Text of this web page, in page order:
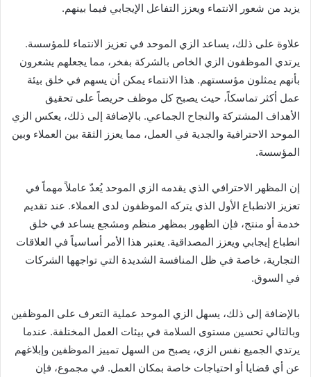
يزيد من شعور الانتماء ويعزز التفاعل الإيجابي فيما بينهم.
علاوة على ذلك، يساعد الزي الموحد في تعزيز الانتماء للمؤسسة.
يرتدي الموظفون الزي الخاص بالشركة بفخر، مما يجعلهم يشعرون
بأنهم يمثلون مؤسستهم. هذا الانتماء يمكن أن يسهم في خلق بيئة
عمل أكثر تماسكاً، حيث يصبح كل موظف حريصاً على تحقيق
الأهداف المشتركة والنجاح الجماعي. بالإضافة إلى ذلك، يعكس الزي
الموحد الاحترافية والجدية في العمل، مما يعزز الثقة بين العملاء وبين
المؤسسة.
إن المظهر الاحترافي الذي يقدمه الزي الموحد يُعدّ عاملاً مهماً في
تعزيز الانطباع الأول الذي يتركه الموظفون لدى العملاء. عند تقديم
خدمة أو منتج، فإن الظهور بمظهر منظم ومشجع يساعد في خلق
انطباع إيجابي ويعزز المصداقية. يعتبر هذا الأمر أساسياً في العلاقات
التجارية، خاصة في ظل المنافسة الشديدة التي تواجهها الشركات
في السوق.
بالإضافة إلى ذلك، يسهل الزي الموحد عملية التعرف على الموظفين
وبالتالي تحسين مستوى السلامة في بيئات العمل المختلفة. عندما
يرتدي الجميع نفس الزي، يصبح من السهل تمييز الموظفين وإبلاغهم
عن أي قضايا أو احتياجات خاصة بمكان العمل. في مجموع، فإن